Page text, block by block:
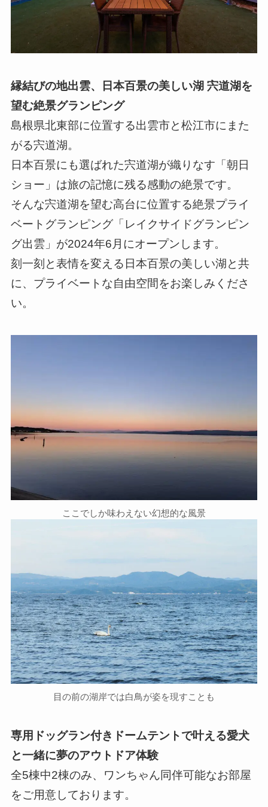
縁結びの地出雲、日本百景の美しい湖 宍道湖を
望む絶景グランピング
島根県北東部に位置する出雲市と松江市にまた
がる宍道湖。
日本百景にも選ばれた宍道湖が織りなす「朝日
ショー」は旅の記憶に残る感動の絶景です。
そんな宍道湖を望む高台に位置する絶景プライ
ベートグランピング「レイクサイドグランピン
グ出雲」が2024年6月にオープンします。
刻一刻と表情を変える日本百景の美しい湖と共
に、プライベートな自由空間をお楽しみくださ
い。
ここでしか味わえない幻想的な風景
目の前の湖岸では白鳥が姿を現すことも
専用ドッグラン付きドームテントで叶える愛犬
と一緒に夢のアウトドア体験
全5棟中2棟のみ、ワンちゃん同伴可能なお部屋
をご用意しております。